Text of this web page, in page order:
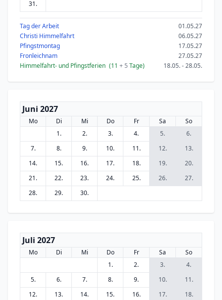
31.
Tag der Arbeit
01.05.27
Christi Himmelfahrt
06.05.27
Pfingstmontag
17.05.27
Fronleichnam
27.05.27
Himmelfahrt- und Pfingstferien (11 + 5 Tage) 18.05. - 28.05.
Juni 2027
Mo Di Mi Do Fr Sa
So
1.
2. 3. 4. 5.
6.
7.
8. 9. 10. 11. 12.
13.
14.
15. 16. 17. 18. 19.
20.
21.
22. 23. 24. 25. 26.
27.
28.
29. 30.
Juli 2027
Mo Di Mi Do Fr Sa
So
1.
2. 3.
4.
5.
6. 7. 8. 9. 10.
11.
12.
13. 14. 15. 16. 17.
18.